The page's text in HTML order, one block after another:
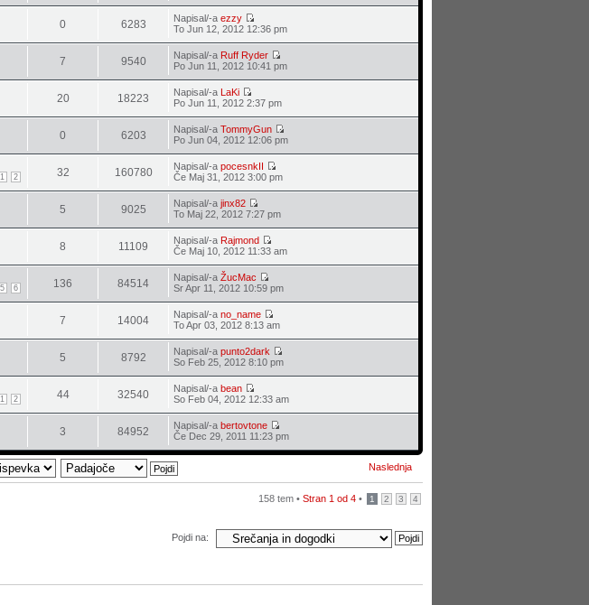
0 6283 Napisal/-aezzy
To Jun 12, 2012 12:36 pm
7 9540 Napisal/-a Ruff Ryder
Po Jun 11, 2012 10:41 pm
20 18223 Napisal/-a LaKi
Po Jun 11, 2012 2:37 pm
0 6203 Napisal/-aTommyGun
Po Jun 04, 2012 12:06 pm
1 2 32 160780 Napisal/-apocesnkII
Če Maj 31, 2012 3:00 pm
5 9025 Napisal/-ajinx82
To Maj 22, 2012 7:27 pm
8 11109 Napisal/-a Rajmond
Če Maj 10, 2012 11:33 am
5 6 136 84514 Napisal/-aŽucMac
Sr Apr 11, 2012 10:59 pm
7 14004 Napisal/-ano_name
To Apr 03, 2012 8:13 am
5 8792 Napisal/-apunto2dark
So Feb 25, 2012 8:10 pm
1 2 44 32540 Napisal/-abean
So Feb 04, 2012 12:33 am
3 84952 Napisal/-abertovtone
Če Dec 29, 2011 11:23 pm
Naslednja
158 tem • Stran 1 od 4• 1 2 3 4
Pojdi na: